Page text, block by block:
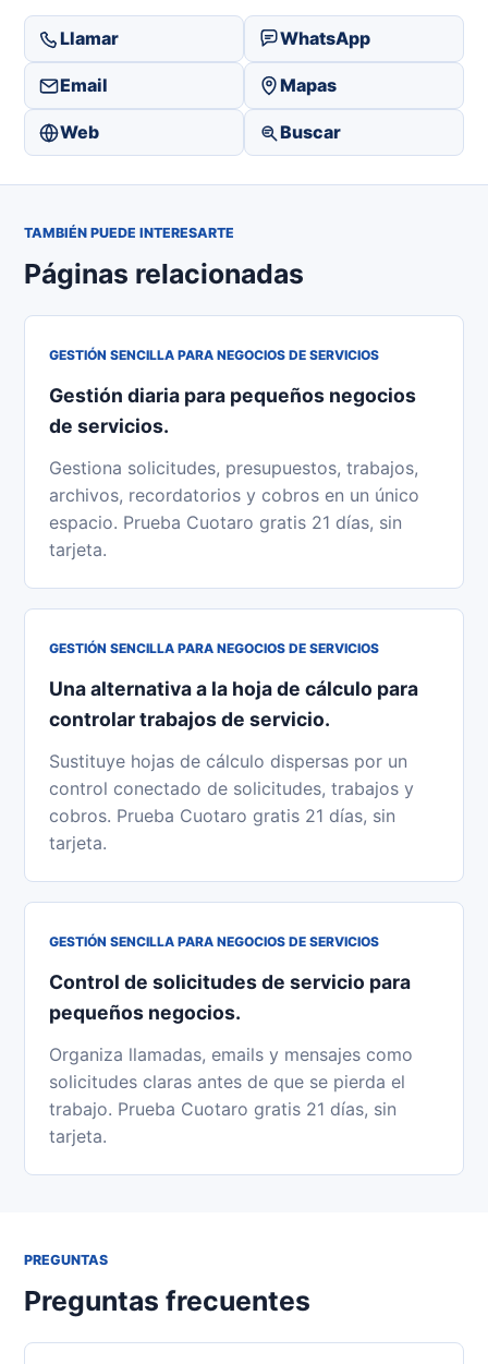
Llamar WhatsApp
Email Mapas
Web Buscar
TAMBIÉN PUEDE INTERESARTE
Páginas relacionadas
GESTIÓN SENCILLA PARA NEGOCIOS DE SERVICIOS
Gestión diaria para pequeños negocios
de servicios.
Gestiona solicitudes, presupuestos, trabajos,
archivos, recordatorios y cobros en un único
espacio. Prueba Cuotaro gratis 21 días, sin
tarjeta.
GESTIÓN SENCILLA PARA NEGOCIOS DE SERVICIOS
Una alternativa a la hoja de cálculo para
controlar trabajos de servicio.
Sustituye hojas de cálculo dispersas por un
control conectado de solicitudes, trabajos y
cobros. Prueba Cuotaro gratis 21 días, sin
tarjeta.
GESTIÓN SENCILLA PARA NEGOCIOS DE SERVICIOS
Control de solicitudes de servicio para
pequeños negocios.
Organiza llamadas, emails y mensajes como
solicitudes claras antes de que se pierda el
trabajo. Prueba Cuotaro gratis 21 días, sin
tarjeta.
PREGUNTAS
Preguntas frecuentes